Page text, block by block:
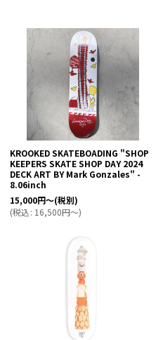
KROOKED SKATEBOADING "SHOP
KEEPERS SKATE SHOP DAY 2024
DECK ART BY Mark Gonzales" -
8.06inch
15,000円～(税別)
(税込: 16,500円～)